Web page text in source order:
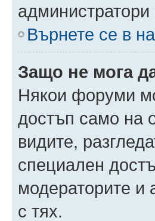
Върнете се в
Защо не мога
Някои форуми
достъп само на
видите,
специален
модераторите и
с тях.